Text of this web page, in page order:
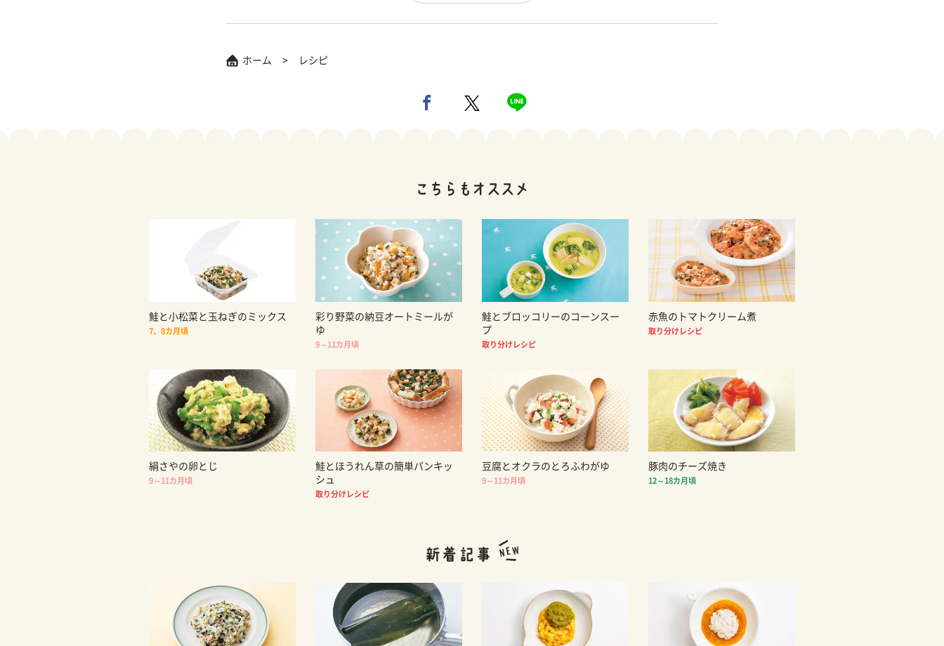
ホーム レシピ
鮭と小松菜と玉ねぎのミックス
7、8カ月頃
彩り野菜の納豆オートミールが
ゆ
9～11カ月頃
鮭とブロッコリーのコーンスー
プ
取り分けレシピ
赤魚のトマトクリーム煮
取り分けレシピ
絹さやの卵とじ
9～11カ月頃
鮭とほうれん草の簡単パンキッ
シュ
取り分けレシピ
豆腐とオクラのとろふわがゆ
9～11カ月頃
豚肉のチーズ焼き
12～18カ月頃